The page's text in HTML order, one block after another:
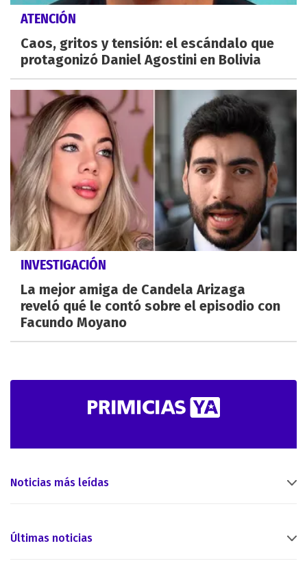
ATENCIÓN
Caos, gritos y tensión: el escándalo que
protagonizó Daniel Agostini en Bolivia
INVESTIGACIÓN
La mejor amiga de Candela Arizaga
reveló qué le contó sobre el episodio con
Facundo Moyano
Noticias más leídas
Últimas noticias